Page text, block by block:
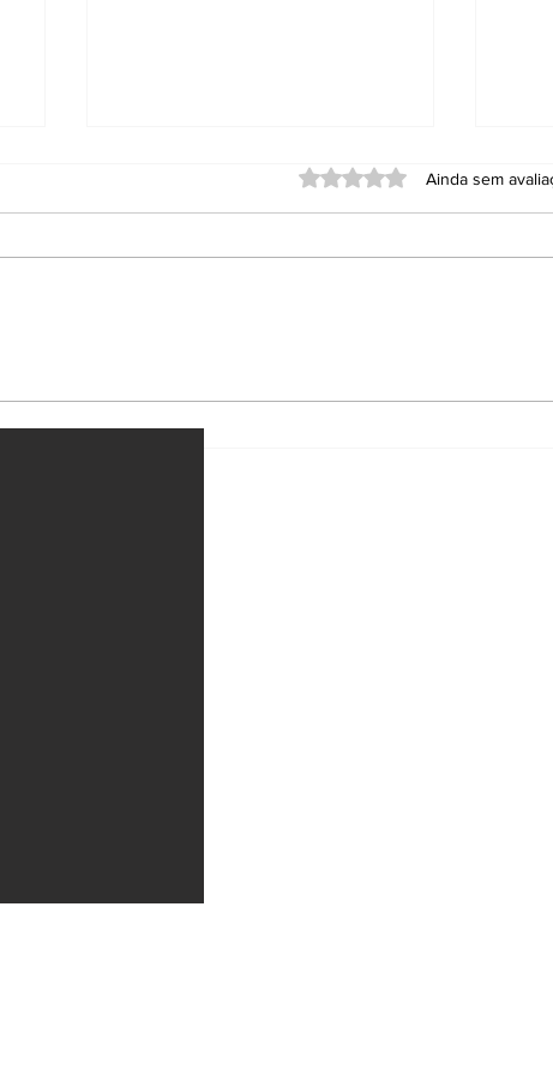
contra garimpo ilegal
em terra indígena
Avaliado com 0 de 5
Ainda sem